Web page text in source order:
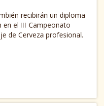
recibirán un diploma
en el III Campeonato
de Cerveza profesional.